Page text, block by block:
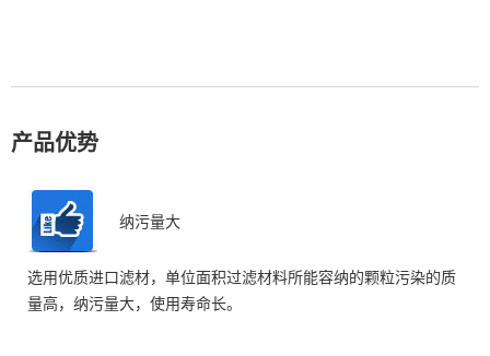
产品优势
纳污量大
选用优质进口滤材，单位面积过滤材料所能容纳的颗粒污染的质
量高，纳污量大，使用寿命长。